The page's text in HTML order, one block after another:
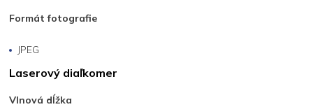
Formát fotografie
JPEG
Laserový diaľkomer
Vlnová dĺžka